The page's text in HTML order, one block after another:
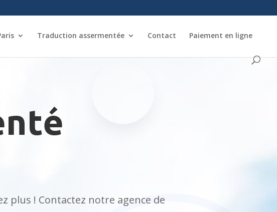
Traduction assermentée Contact Paiement en ligne
plus ! Contactez notre agence de